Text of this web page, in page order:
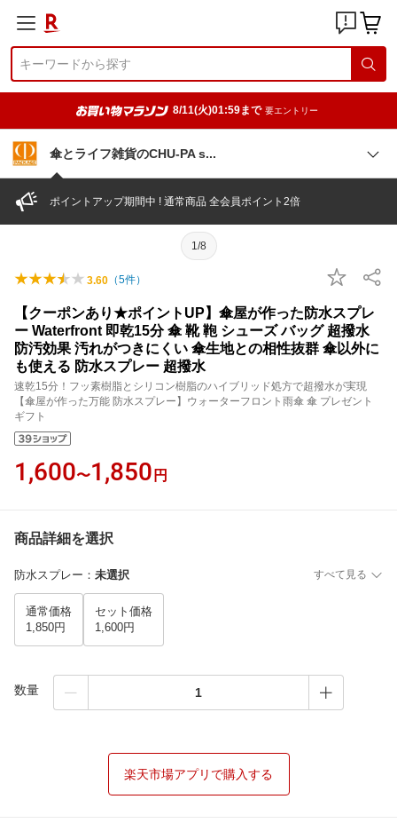
8/11(火)01:59まで 要エントリー
傘とライフ雑貨のCHU-PAs
ポイントアップ期間中 ! 通常商品 全会員ポイント2倍
1/8
3.60 （5件）
【クーポンあり★ポイントUP】傘屋が作った防水スプレ
ー Waterfront 即乾15分 傘 靴 鞄 シューズ バッグ 超撥水
防汚効果 汚れがつきにくい 傘生地との相性抜群 傘以外に
も使える 防水スプレー 超撥水
速乾15分！フッ素樹脂とシリコン樹脂のハイブリッド処方で超撥水が実現
【傘屋が作った万能 防水スプレー】ウォーターフロント雨傘 傘 プレゼント
ギフト
1,600〜1,850 円
商品詳細を選択
防水スプレー ： 未選択 すべて見る
通常価格
1,850円
セット価格
1,600円
数量
楽天市場アプリで購入する